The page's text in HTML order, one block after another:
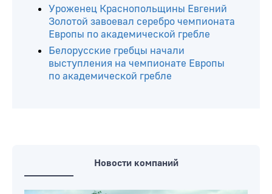
Уроженец Краснопольщины Евгений
Золотой завоевал серебро чемпионата
Европы по академической гребле
Белорусские гребцы начали
выступления на чемпионате Европы
по академической гребле
Новости компаний